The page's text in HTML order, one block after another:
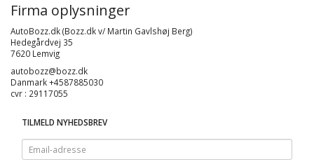
Firma oplysninger
AutoBozz.dk (Bozz.dk v/ Martin Gavlshøj Berg)
Hedegårdvej 35
7620 Lemvig
autobozz@bozz.dk
Danmark +4587885030
cvr : 29117055
TILMELD NYHEDSBREV
Email-
adresse